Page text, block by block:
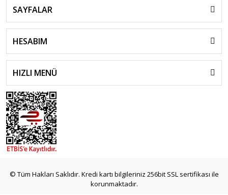
SAYFALAR
HESABIM
HIZLI MENÜ
© Tüm Hakları Saklıdır. Kredi kartı bilgileriniz 256bit SSL sertifikası ile
korunmaktadır.